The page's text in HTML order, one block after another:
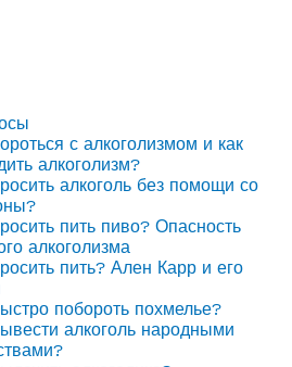
с алкоголизмом и как
алкоголизм?
алкоголь без помощи со
пить пиво? Опасность
алкоголизма
пить? Ален Карр и его
побороть похмелье?
алкоголь народными